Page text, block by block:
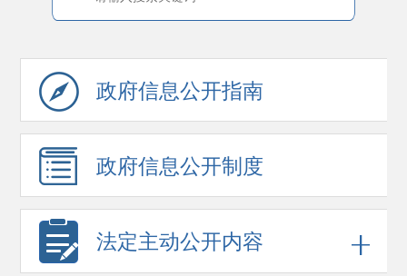
政府信息公开指南
政府信息公开制度
法定主动公开内容